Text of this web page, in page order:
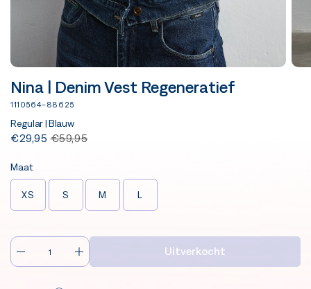
Nina | Denim Vest Regeneratief
1110564-88625
Regular | Blauw
€29,95 €59,95
Maat
XS S M L
Uitverkocht